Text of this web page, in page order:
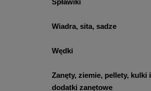
Spławiki
Wiadra, sita, sadze
Wędki
Zanęty, ziemie, pellety, kulki i
dodatki zanętowe